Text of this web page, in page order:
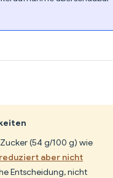
(54 g/100 g) wie
aber nicht
Entscheidung, nicht